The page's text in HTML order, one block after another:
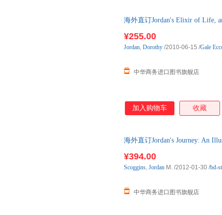
在疗愈他人与著述领域亦颇有
学、文学、神话宗教及哲学思
现，来帮助人们解决人生中不
海外直订Jordan's Elixir of Life,
¥255.00
中华商务进口图书旗舰店
Jordan, Dorothy /2010-06-15 /Gale
加入购物车 收藏
海外直订Jordan's Journey: An
¥394.00
中华商务进口图书旗舰店
Scoggins, Jordan M. /2012-01-30 /bd-